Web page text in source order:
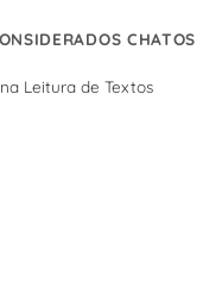
CHATOS
Leitura de Textos